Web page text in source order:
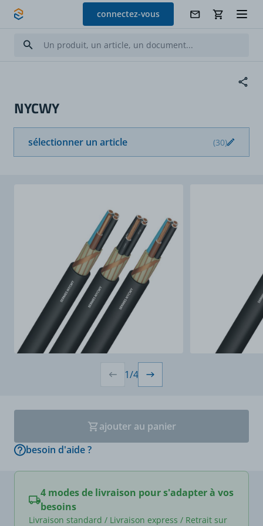
Allez au contenu
connectez-vous
NYCWY
sélectionner un article (30)
1/4
ajouter au panier
besoin d'aide ?
4 modes de livraison pour s'adapter à vos
besoins
Livraison standard / Livraison express / Retrait sur